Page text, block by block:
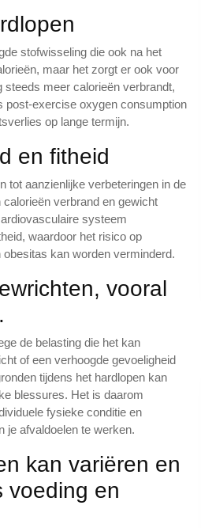
stofwisseling die ook na het
maar het zorgt er ook voor
meer calorieën verbrandt,
post-exercise oxygen consumption
op lange termijn.
en fitheid
tot aanzienlijke verbeteringen in de
verbrand en gewicht
systeem
waardoor het risico op
kan worden verminderd.
vooral
de belasting die het kan
of een verhoogde gevoeligheid
tijdens het hardlopen kan
blessures. Het is daarom
fysieke conditie en
je afvaldoelen te werken.
kan variëren en
voeding en